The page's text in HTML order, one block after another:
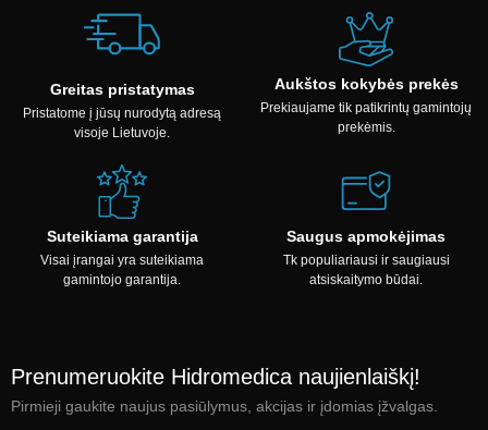
Greitas pristatymas
Pristatome į jūsų nurodytą adresą
visoje Lietuvoje.
Aukštos kokybės prekės
Prekiaujame tik patikrintų gamintojų
prekėmis.
Suteikiama garantija
Visai įrangai yra suteikiama
gamintojo garantija.
Saugus apmokėjimas
Tk populiariausi ir saugiausi
atsiskaitymo būdai.
Prenumeruokite Hidromedica naujienlaiškį!
Pirmieji gaukite naujus pasiūlymus, akcijas ir įdomias įžvalgas.